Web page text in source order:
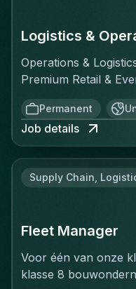
Logistics &
Operations &
Premium Retail &
RoleYou'll own the
fast-moving, asset-
distinct channels:
offline private
means you'll build
reporting structure
directly to the Chief
moves.Key
ControlReceive and
Permanent
Job details
Supply Chain,
Fleet Manager
Voor één van onze
klasse 8